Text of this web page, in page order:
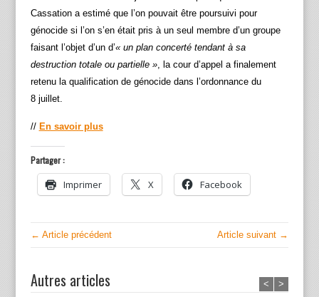
Cassation a estimé que l’on pouvait être poursuivi pour
génocide si l’on s’en était pris à un seul membre d’un groupe
faisant l’objet d’un d’« un plan concerté tendant à sa
destruction totale ou partielle », la cour d’appel a finalement
retenu la qualification de génocide dans l’ordonnance du
8 juillet.
// En savoir plus
Partager :
Imprimer X Facebook
← Article précédent Article suivant →
Autres articles < >